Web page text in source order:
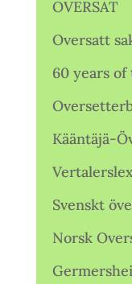
OVERSAT
Oversatt
60 years
Kääntäjä-
Svenskt
Norsk